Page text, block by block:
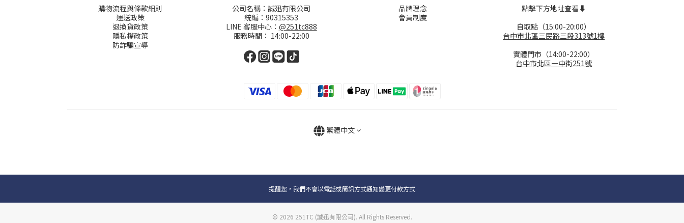
購物流程與條款細則
運送政策
退換貨政策
隱私權政策
防詐騙宣導
公司名稱：誠迅有限公司
統編：90315353
LINE 客服中心： @251tc888
服務時間： 14:00-22:00
品牌理念
會員制度
點擊下方地址查看⬇️
自取點（15:00-20:00）
台中市北區三民路三段313號1樓
實體門市（14:00-22:00）
台中市北區一中街251號
繁體中文
提醒您，我們不會以電話或簡訊方式通知變更付款方式
© 2026 251TC (誠迅有限公司). All Rights Reserved.